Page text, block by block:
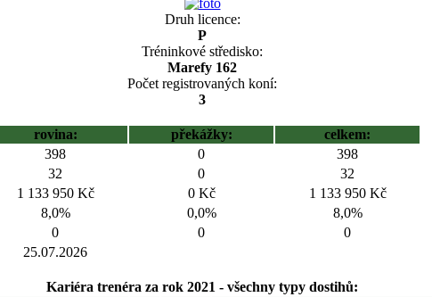
Druh licence:
P
Tréninkové středisko:
Marefy 162
Počet registrovaných koní:
3
rovina: překážky:
celkem:
398 0
398
32 0
32
1 133 950 Kč 0 Kč
1 133 950 Kč
8,0% 0,0%
8,0%
0 0
0
25.07.2026
Kariéra trenéra za rok 2021 - všechny typy dostihů: